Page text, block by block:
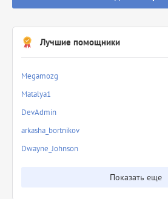
Лучшие помощники
Megamozg
Matalya1
DevAdmin
arkasha_bortnikov
Dwayne_Johnson
Показать еще